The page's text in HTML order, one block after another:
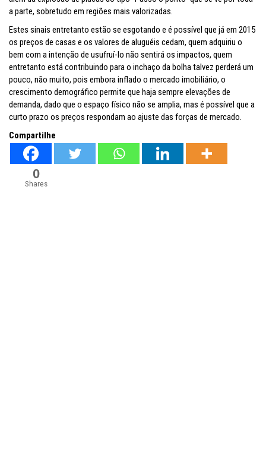
a parte, sobretudo em regiões mais valorizadas.
Estes sinais entretanto estão se esgotando e é possível que já em 2015
os preços de casas e os valores de aluguéis cedam, quem adquiriu o
bem com a intenção de usufruí-lo não sentirá os impactos, quem
entretanto está contribuindo para o inchaço da bolha talvez perderá um
pouco, não muito, pois embora inflado o mercado imobiliário, o
crescimento demográfico permite que haja sempre elevações de
demanda, dado que o espaço físico não se amplia, mas é possível que a
curto prazo os preços respondam ao ajuste das forças de mercado.
Compartilhe
0
Shares